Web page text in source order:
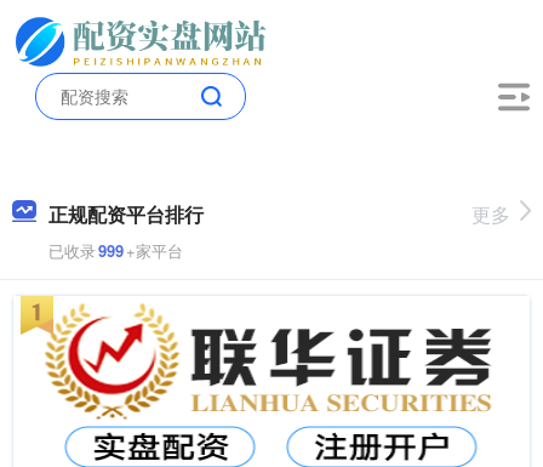
正规配资平台排行
已收录999+家平台
更多